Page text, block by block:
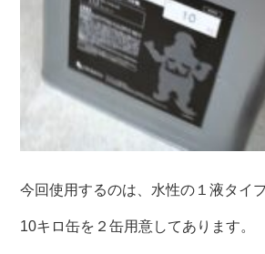
今回使用するのは、水性の１液タイプ
10キロ缶を２缶用意してあります。